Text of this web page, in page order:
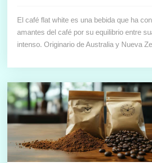
El café flat white es una bebida que ha
amantes del café por su equilibrio entre
intenso. Originario de Australia y Nueva